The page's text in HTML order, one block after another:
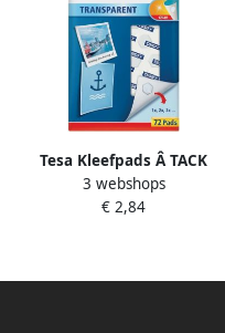
Tesa Kleefpads Â TACK
dubbelzijdig transparant 72
stuks
3 webshops
€ 2,84